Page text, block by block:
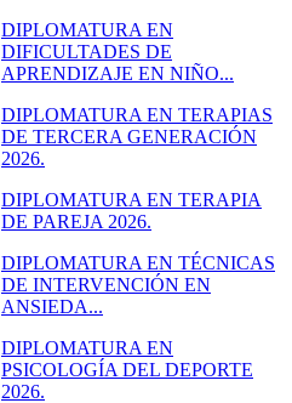
DIPLOMATURA EN
DIFICULTADES DE
APRENDIZAJE EN NIÑO...
DIPLOMATURA EN TERAPIAS
DE TERCERA GENERACIÓN
2026.
DIPLOMATURA EN TERAPIA
DE PAREJA 2026.
DIPLOMATURA EN TÉCNICAS
DE INTERVENCIÓN EN
ANSIEDA...
DIPLOMATURA EN
PSICOLOGÍA DEL DEPORTE
2026.